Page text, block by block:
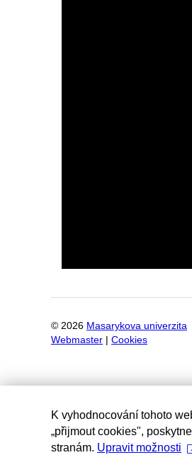
© 2026 Masarykova univerzita
Webmaster
Cookies
K vyhodnocování tohoto
„přijmout cookies",
stranám. Upravit možnosti